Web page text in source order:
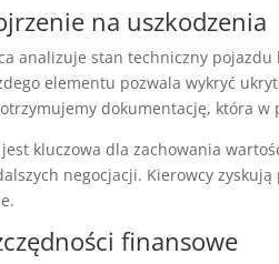
na uszkodzenia
analizuje stan techniczny
elementu pozwala wykryć
dokumentację, która w
kluczowa dla zachowania
negocjacji. Kierowcy zyskują
finansowe